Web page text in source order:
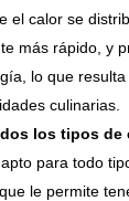
el calor se
más rápido, y
lo que
culinarias.
los tipos de
para todo
le permite